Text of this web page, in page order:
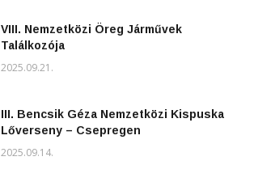
VIII. Nemzetközi Öreg Járművek
Találkozója
2025.09.21.
III. Bencsik Géza Nemzetközi Kispuska
Lőverseny – Csepregen
2025.09.14.